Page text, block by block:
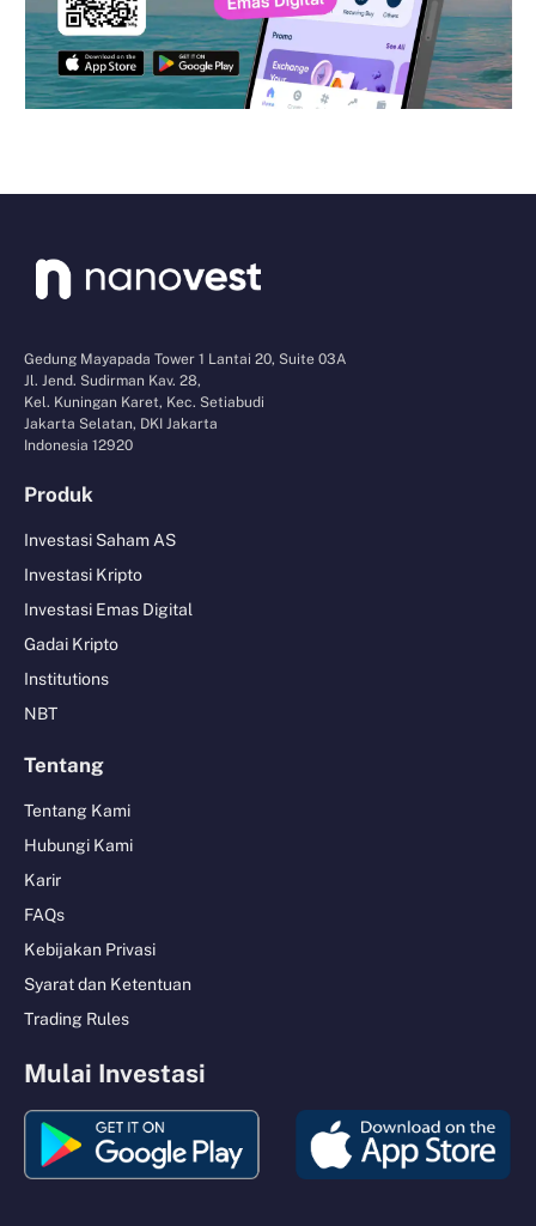
Gedung Mayapada Tower 1 Lantai 20, Suite 03A
Jl. Jend. Sudirman Kav. 28,
Kel. Kuningan Karet, Kec. Setiabudi
Jakarta Selatan, DKI Jakarta
Indonesia 12920
Produk
Investasi Saham AS
Investasi Kripto
Investasi Emas Digital
Gadai Kripto
Institutions
NBT
Tentang
Tentang Kami
Hubungi Kami
Karir
FAQs
Kebijakan Privasi
Syarat dan Ketentuan
Trading Rules
Mulai Investasi